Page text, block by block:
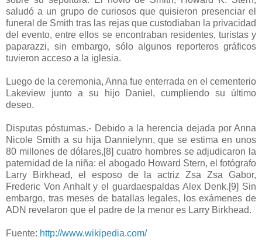
saludó a un grupo de curiosos que quisieron presenciar el
funeral de Smith tras las rejas que custodiaban la privacidad
del evento, entre ellos se encontraban residentes, turistas y
paparazzi, sin embargo, sólo algunos reporteros gráficos
tuvieron acceso a la iglesia.
Luego de la ceremonia, Anna fue enterrada en el cementerio
Lakeview junto a su hijo Daniel, cumpliendo su último
deseo.
Disputas póstumas.- Debido a la herencia dejada por Anna
Nicole Smith a su hija Dannielynn, que se estima en unos
80 millones de dólares,[8] cuatro hombres se adjudicaron la
paternidad de la niña: el abogado Howard Stern, el fotógrafo
Larry Birkhead, el esposo de la actriz Zsa Zsa Gabor,
Frederic Von Anhalt y el guardaespaldas Alex Denk.[9] Sin
embargo, tras meses de batallas legales, los exámenes de
ADN revelaron que el padre de la menor es Larry Birkhead.
Fuente: http://www.wikipedia.com/